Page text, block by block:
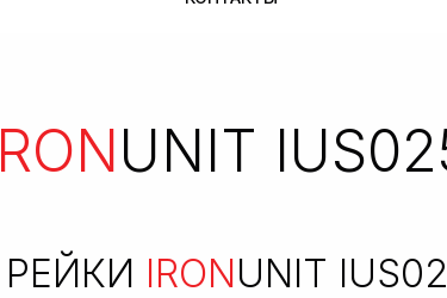
UNIT
IRONUNIT